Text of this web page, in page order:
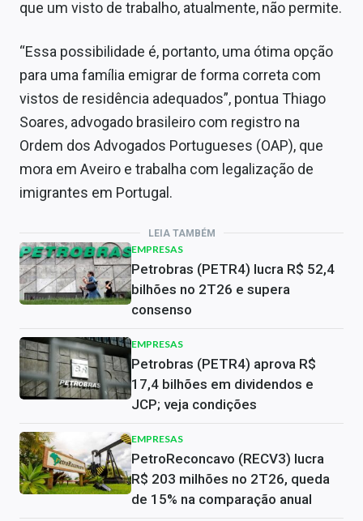
que um visto de trabalho, atualmente, não permite.
“Essa possibilidade é, portanto, uma ótima opção
para uma família emigrar de forma correta com
vistos de residência adequados”, pontua Thiago
Soares, advogado brasileiro com registro na
Ordem dos Advogados Portugueses (OAP), que
mora em Aveiro e trabalha com legalização de
imigrantes em Portugal.
LEIA TAMBÉM
EMPRESAS
Petrobras (PETR4) lucra R$ 52,4
bilhões no 2T26 e supera
consenso
EMPRESAS
Petrobras (PETR4) aprova R$
17,4 bilhões em dividendos e
JCP; veja condições
EMPRESAS
PetroReconcavo (RECV3) lucra
R$ 203 milhões no 2T26, queda
de 15% na comparação anual